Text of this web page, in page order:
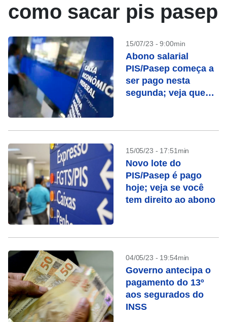
como sacar pis pasep
15/07/23 - 9:00min
Abono salarial
PIS/Pasep começa a
ser pago nesta
segunda; veja quem
15/05/23 - 17:51min
Novo lote do
PIS/Pasep é pago
hoje; veja se você
tem direito ao abono
04/05/23 - 19:54min
Governo antecipa o
pagamento do 13º
aos segurados do
INSS